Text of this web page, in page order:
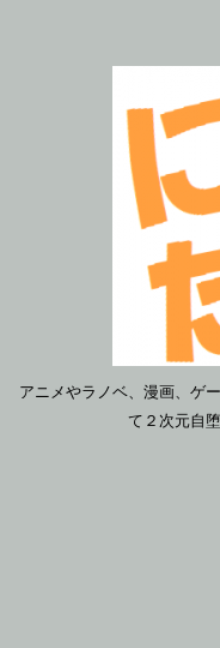
アニメやラノベ、漫画、ゲ
て２次元自